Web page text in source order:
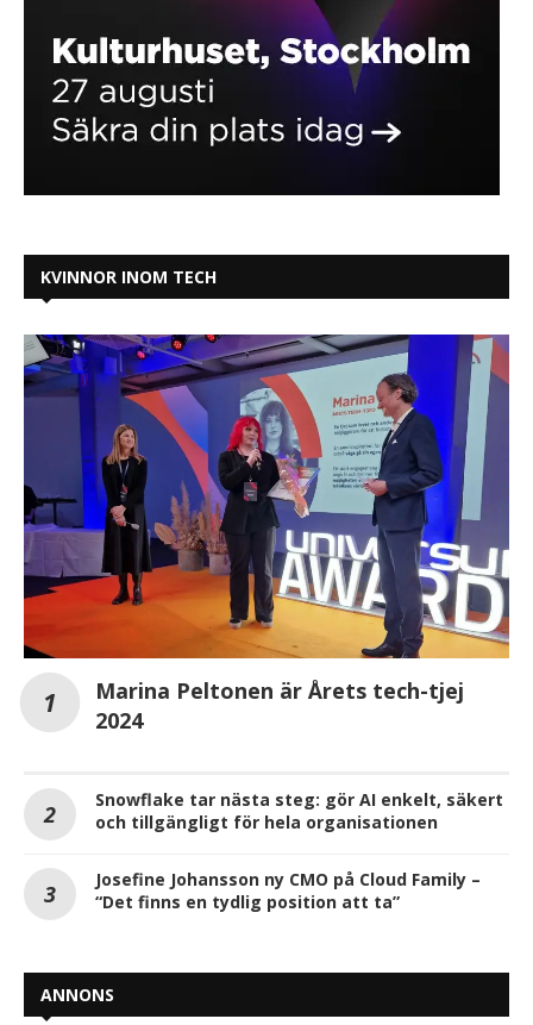
KVINNOR INOM TECH
Marina Peltonen är Årets tech-tjej
2024
Snowflake tar nästa steg: gör AI enkelt, säkert
och tillgängligt för hela organisationen
Josefine Johansson ny CMO på Cloud Family –
“Det finns en tydlig position att ta”
ANNONS